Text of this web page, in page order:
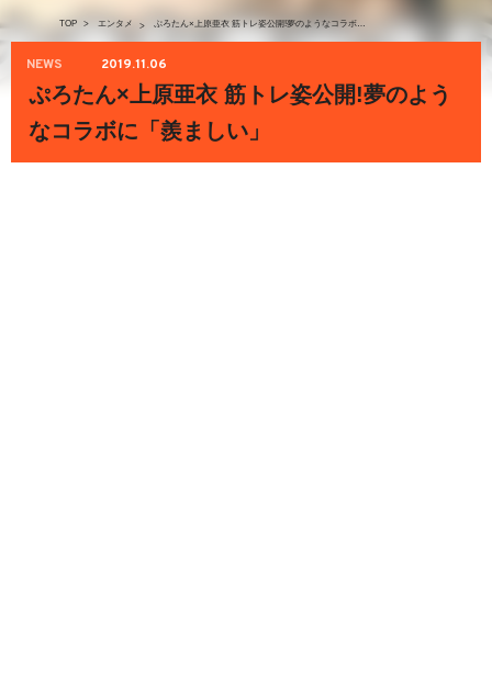
TOP > エンタメ > ぷろたん×上原亜衣 筋トレ姿公開!夢のようなコラボに「羨ましい」
NEWS 2019.11.06
ぷろたん×上原亜衣 筋トレ姿公開!夢のよう
なコラボに「羨ましい」